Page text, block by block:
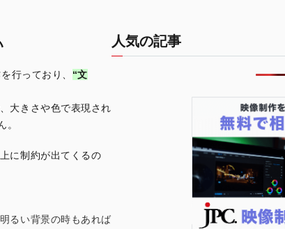
行っており、 “文
大きさや色で表現され
。
に制約が出てくるの
るい背景の時もあれば
人気の記事